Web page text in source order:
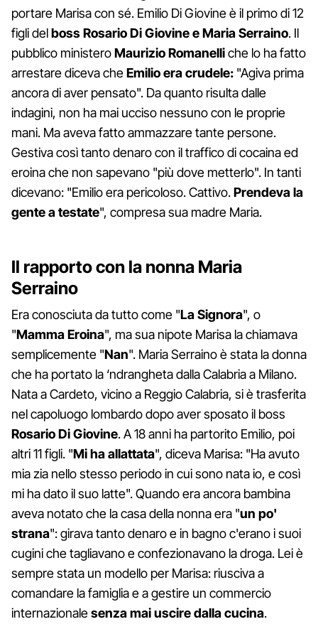
portare Marisa con sé. Emilio Di Giovine è il primo di 12
figli delboss Rosario Di Giovine e Maria Serraino. Il
pubblico ministeroMaurizioRomanelliche lo ha fatto
arrestare diceva cheEmilio era crudele: "Agiva prima
ancora di aver pensato". Da quanto risulta dalle
indagini, non ha mai ucciso nessuno con le proprie
mani. Ma aveva fatto ammazzare tante persone.
Gestiva così tanto denaro con il traffico di cocaina ed
eroina che non sapevano "più dove metterlo". In tanti
dicevano: "Emilio era pericoloso. Cattivo.Prendeva la
gente a testate", compresa sua madre Maria.
Il rapporto con la nonna Maria
Serraino
Era conosciuta da tutto come "La Signora", o
"MammaEroina", ma sua nipote Marisa la chiamava
semplicemente "Nan". Maria Serraino è stata la donna
che ha portato la ‘ndrangheta dalla Calabria a Milano.
Nata a Cardeto, vicino a Reggio Calabria, si è trasferita
nel capoluogo lombardo dopo aver sposato il boss
Rosario Di Giovine. A 18 anni ha partorito Emilio, poi
altri 11 figli. "Mi ha allattata", diceva Marisa: "Ha avuto
mia zia nello stesso periodo in cui sono nata io, e così
mi ha dato il suo latte". Quando era ancora bambina
aveva notato che la casa della nonna era "un po'
strana": girava tanto denaro e in bagno c'erano i suoi
cugini che tagliavano e confezionavano la droga. Lei è
sempre stata un modello per Marisa: riusciva a
comandare la famiglia e a gestire un commercio
internazionalesenza mai uscire dalla cucina.